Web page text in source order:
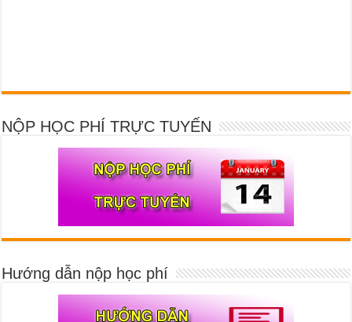
NỘP HỌC PHÍ TRỰC TUYẾN
Hướng dẫn nộp học phí